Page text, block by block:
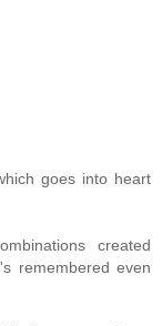
goes into heart
created
remembered even